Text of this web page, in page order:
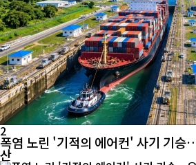
2
폭염 노린 '기적의 에어컨' 사기 기승
산